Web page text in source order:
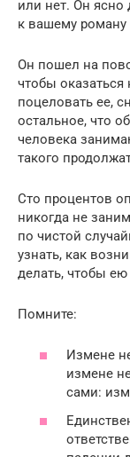
или нет. Он ясно
к вашему роману
Он пошел на
чтобы
поцеловать ее,
остальное, что
человека
такого
Сто процентов
никогда не
по чистой
узнать, как
делать, чтобы
Помните:
Измене
измене
сами: